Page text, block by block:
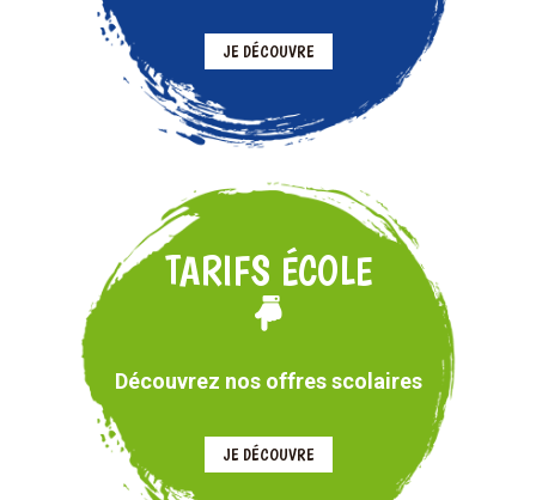
JE DÉCOUVRE
TARIFS ÉCOLE
Découvrez nos offres scolaires
JE DÉCOUVRE